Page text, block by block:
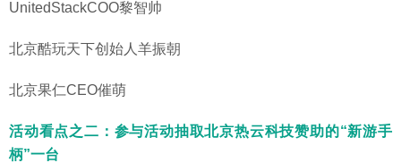
UnitedStackCOO黎智帅
北京酷玩天下创始人羊振朝
北京果仁CEO催萌
活动看点之二：参与活动抽取北京热云科技赞助的“新游手
柄”一台